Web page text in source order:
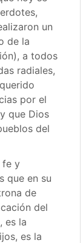
un
de la
a todos
radiales,
por el
que Dios
del
fe y
que en su
de
del
es la
es la